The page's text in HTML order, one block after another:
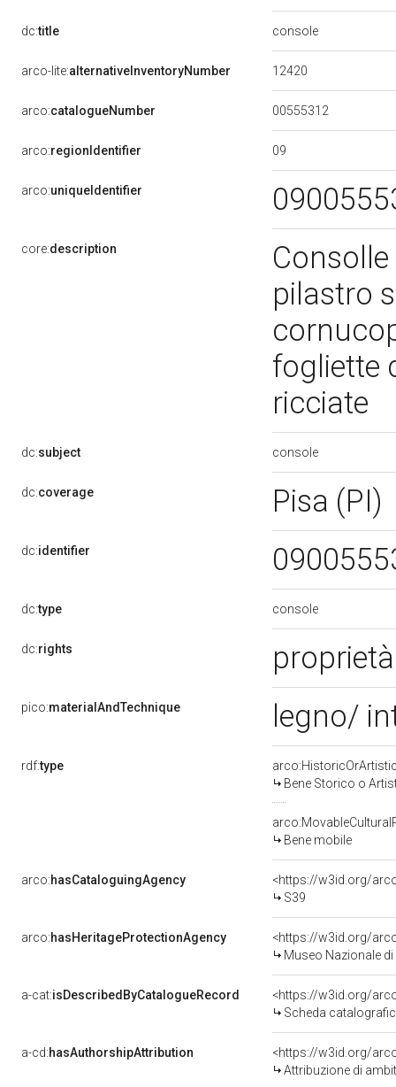
dc:title console
arco-lite:alternativeInventoryNumber 12420
arco:catalogueNumber 00555312
arco:regionIdentifier 09
arco:uniqueIdentifier
core:description
pilastro
fogliette
ricciate
dc:subject console
dc:coverage Pisa (PI)
dc:identifier
dc:type console
dc:rights
pico:materialAndTechnique legno/
rdf:type
Bene Storico o
Bene mobile
arco:hasCataloguingAgency
<https://w3id.org/
S39
arco:hasHeritageProtectionAgency
<https://w3id.org/
Museo Nazionale di
a-cat:isDescribedByCatalogueRecord
<https://w3id.org/
Scheda
a-cd:hasAuthorshipAttribution
<https://w3id.org/
Attribuzione di